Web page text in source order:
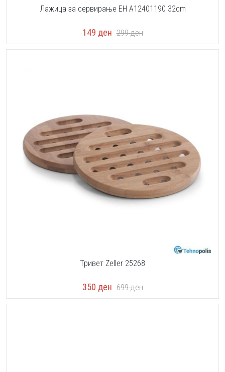
Лажица за сервирање EH A12401190 32cm
149 ден 299ден
Тривет Zeller 25268
350 ден 699ден